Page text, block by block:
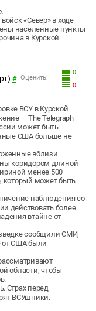
«Север» в ходе
населенные пункты
в Курской
0
0
Оценить:
#
ВСУ в Курской
— The Telegraph
может быть
США больше не
вблизи
коридором длиной
менее 500
который может быть
наблюдения со
действовать более
втайне от
сообщили СМИ,
от США были
области, чтобы
Страх перед
ВСУшники.